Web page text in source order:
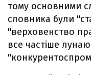
тому основними
словника були
"верховенство
все частіше